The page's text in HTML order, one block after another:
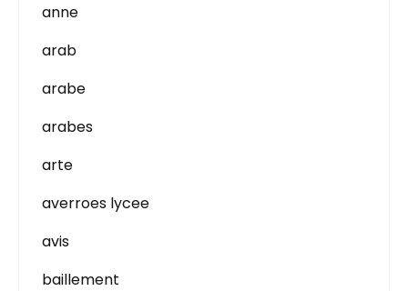
anne
arab
arabe
arabes
arte
averroes lycee
avis
baillement